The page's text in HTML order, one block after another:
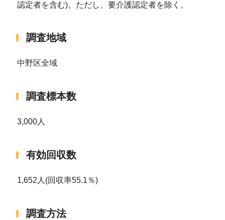
認定者を含む)。ただし、要介護認定者を除く。
調査地域
中野区全域
調査標本数
3,000人
有効回収数
1,652人(回収率55.1％)
調査方法